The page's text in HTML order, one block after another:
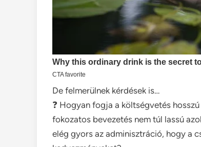
De felmerülnek kérdések is…
❓ Hogyan fogja a költségvetés
fokozatos bevezetés nem túl lassú
elég gyors az adminisztráció, hogy a